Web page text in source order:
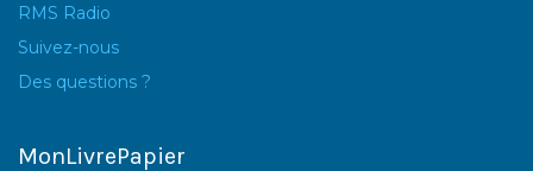
RMS Radio
Suivez-nous
Des questions ?
MonLivrePapier